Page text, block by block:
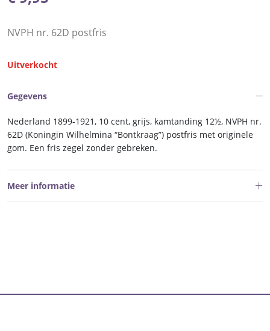
NVPH nr. 62D postfris
Uitverkocht
Gegevens
Nederland 1899-1921, 10 cent, grijs, kamtanding 12½, NVPH nr.
62D (Koningin Wilhelmina “Bontkraag”) postfris met originele
gom. Een fris zegel zonder gebreken.
Meer informatie